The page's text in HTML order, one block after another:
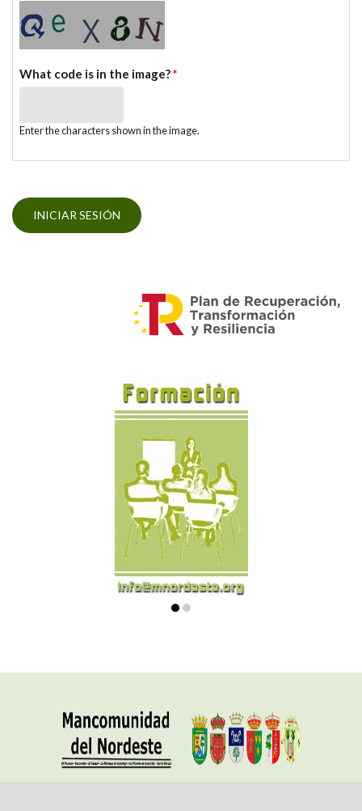
What code is in the image?*
Enter the characters shown in the image.